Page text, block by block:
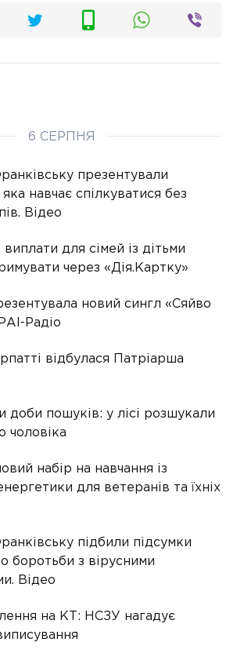
6 СЕРПНЯ
презентували
навчає спілкуватися без
Відео
для сімей із дітьми
через «Дія.Картку»
новий сингл «Сяйво
Радіо
відбулася Патріарша
доби пошуків: у лісі розшукали
чоловіка
набір на навчання із
для ветеранів та їхніх
підбили підсумки
боротьби з вірусними
Відео
на КТ: НСЗУ нагадує